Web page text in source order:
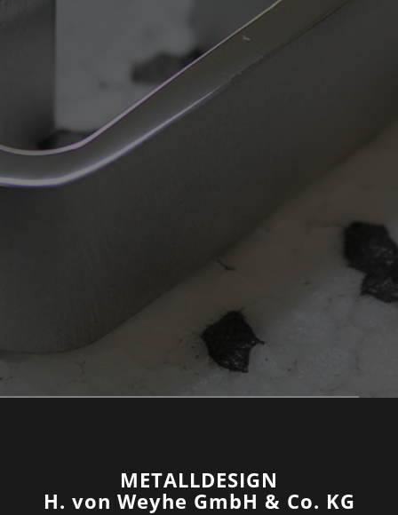
METALLDESIGN
H. von Weyhe GmbH & Co. KG